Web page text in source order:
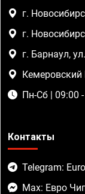
г.
г.
г. Барнаул,
Кемеровский
Пн-Сб | 09:00
Контакты
Telegram:
Max: Евро